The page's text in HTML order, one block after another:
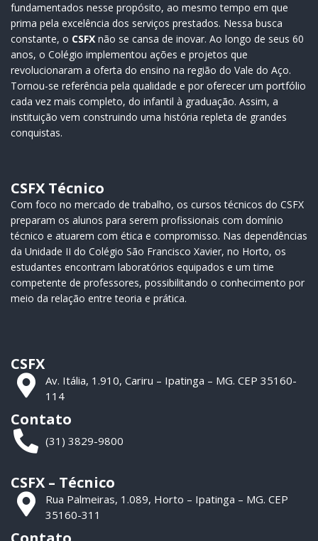
fundamentados nesse propósito, ao mesmo tempo em que
prima pela excelência dos serviços prestados. Nessa busca
constante, o CSFX não se cansa de inovar. Ao longo de seus 60
anos, o Colégio implementou ações e projetos que
revolucionaram a oferta do ensino na região do Vale do Aço.
Tornou-se referência pela qualidade e por oferecer um portfólio
cada vez mais completo, do infantil à graduação. Assim, a
instituição vem construindo uma história repleta de grandes
conquistas.
CSFX Técnico
Com foco no mercado de trabalho, os cursos técnicos do CSFX
preparam os alunos para serem profissionais com domínio
técnico e atuarem com ética e compromisso. Nas dependências
da Unidade II do Colégio São Francisco Xavier, no Horto, os
estudantes encontram laboratórios equipados e um time
competente de professores, possibilitando o conhecimento por
meio da relação entre teoria e prática.
CSFX
Av. Itália, 1.910, Cariru – Ipatinga – MG. CEP 35160-
114
Contato
(31) 3829-9800
CSFX – Técnico
Rua Palmeiras, 1.089, Horto – Ipatinga – MG. CEP
35160-311